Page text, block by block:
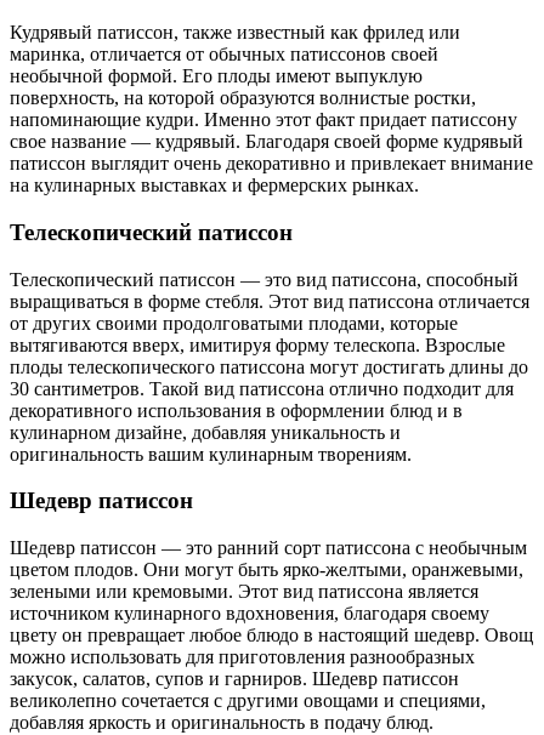
Кудрявый патиссон, также известный как фрилед или
маринка, отличается от обычных патиссонов своей
необычной формой. Его плоды имеют выпуклую
поверхность, на которой образуются волнистые ростки,
напоминающие кудри. Именно этот факт придает патиссону
свое название — кудрявый. Благодаря своей форме кудрявый
патиссон выглядит очень декоративно и привлекает внимание
на кулинарных выставках и фермерских рынках.
Телескопический патиссон
Телескопический патиссон — это вид патиссона, способный
выращиваться в форме стебля. Этот вид патиссона отличается
от других своими продолговатыми плодами, которые
вытягиваются вверх, имитируя форму телескопа. Взрослые
плоды телескопического патиссона могут достигать длины до
30 сантиметров. Такой вид патиссона отлично подходит для
декоративного использования в оформлении блюд и в
кулинарном дизайне, добавляя уникальность и
оригинальность вашим кулинарным творениям.
Шедевр патиссон
Шедевр патиссон — это ранний сорт патиссона с необычным
цветом плодов. Они могут быть ярко-желтыми, оранжевыми,
зелеными или кремовыми. Этот вид патиссона является
источником кулинарного вдохновения, благодаря своему
цвету он превращает любое блюдо в настоящий шедевр. Овощ
можно использовать для приготовления разнообразных
закусок, салатов, супов и гарниров. Шедевр патиссон
великолепно сочетается с другими овощами и специями,
добавляя яркость и оригинальность в подачу блюд.